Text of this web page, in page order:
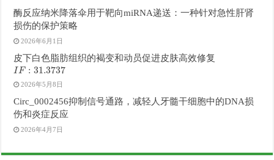
酶反应纳米降落伞用于靶向miRNA递送：一种针对急性肝肾
损伤的保护策略
2026年6月1日
皮下白色脂肪组织的褐变和动员促进皮肤高效修复
IF:31.3737
2026年5月8日
Circ_0002456抑制信号通路，减轻人牙髓干细胞中的DNA损
伤和炎症反应
2026年4月7日